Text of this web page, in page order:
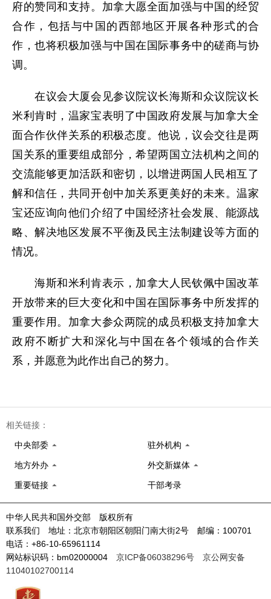
府的赞同和支持。加拿大愿全面加强与中国的经贸
合作，包括与中国的西部地区开展各种形式的合
作，也将积极加强与中国在国际事务中的磋商与协
调。
在议会大厦会见参议院议长海斯和众议院议长
米利肯时，温家宝表明了中国政府发展与加拿大全
面合作伙伴关系的积极态度。他说，议会交往是两
国关系的重要组成部分，希望两国立法机构之间的
交流能够更加活跃和密切，以增进两国人民相互了
解和信任，共同开创中加关系更美好的未来。温家
宝还应询向他们介绍了中国经济社会发展、能源战
略、解决地区发展不平衡及民主法制建设等方面的
情况。
海斯和米利肯表示，加拿大人民钦佩中国改革
开放带来的巨大变化和中国在国际事务中所发挥的
重要作用。加拿大参众两院的成员积极支持加拿大
政府不断扩大和深化与中国在各个领域的合作关
系，并愿意为此作出自己的努力。
相关链接：
中央部委 驻外机构
地方外办 外交新媒体
重要链接 干部考录
中华人民共和国外交部 版权所有
联系我们 地址：北京市朝阳区朝阳门南大街2号 邮编：100701
电话：+86-10-65961114
网站标识码：bm02000004 京ICP备06038296号
京公网安备
11040102700114